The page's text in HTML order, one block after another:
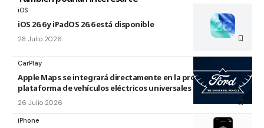
iOS
iOS 26.6 y iPadOS 26.6 está disponible
28 Julio 2026
CarPlay
Apple Maps se integrará directamente en la próxima
plataforma de vehículos eléctricos universales de Ford
26 Julio 2026
iPhone